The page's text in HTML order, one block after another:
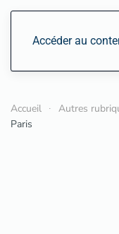
Accéder au
Accueil Autres
Paris